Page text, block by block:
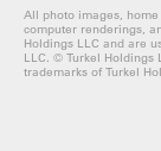
All photo images,
computer renderings,
Holdings LLC and are
LLC. © Turkel
trademarks of Turkel